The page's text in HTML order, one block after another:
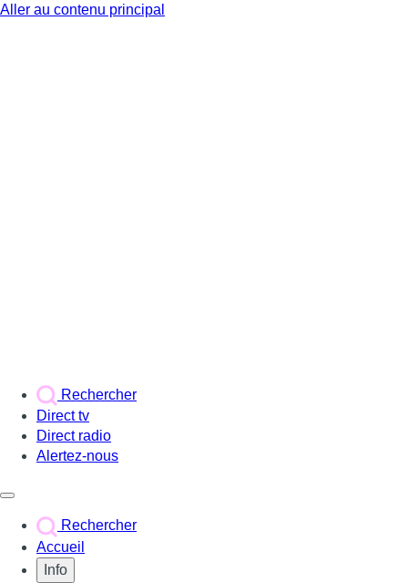
Aller au contenu principal
Rechercher
Direct tv
Direct radio
Alertez-nous
Rechercher
Accueil
Info